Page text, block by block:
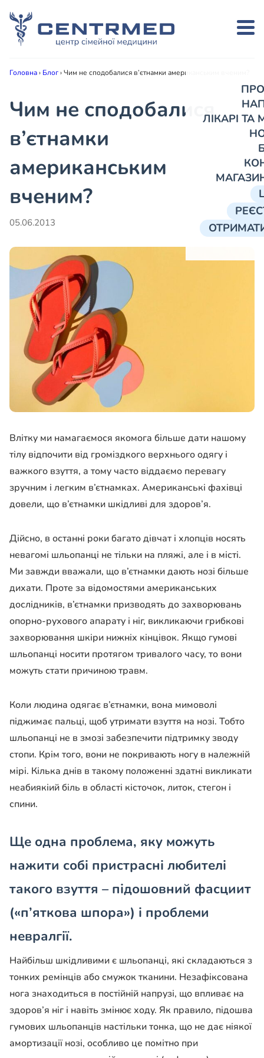
ЛІКАРІ
Головна› Блог›Чим не сподобалися в’єтнамки американським вченим?
Чим не сподобалися
в’єтнамки
американським
вченим?
05.06.2013
Влітку ми намагаємося якомога більше дати нашому
тілу відпочити від громіздкого верхнього одягу і
важкого взуття, а тому часто віддаємо перевагу
зручним і легким в’єтнамках. Американські фахівці
довели, що в’єтнамки шкідливі для здоров’я.
Дійсно, в останні роки багато дівчат і хлопців носять
невагомі шльопанці не тільки на пляжі, але і в місті.
Ми завжди вважали, що в’єтнамки дають нозі більше
дихати. Проте за відомостями американських
дослідників, в’єтнамки призводять до захворювань
опорно-рухового апарату і ніг, викликаючи грибкові
захворювання шкіри нижніх кінцівок. Якщо гумові
шльопанці носити протягом тривалого часу, то вони
можуть стати причиною травм.
Коли людина одягає в’єтнамки, вона мимоволі
піджимає пальці, щоб утримати взуття на нозі. Тобто
шльопанці не в змозі забезпечити підтримку зводу
стопи. Крім того, вони не покривають ногу в належній
мірі. Кілька днів в такому положенні здатні викликати
неабиякіий біль в області кісточок, литок, стегон і
спини.
Ще одна проблема, яку можуть
нажити собі пристрасні любителі
такого взуття – підошовний фасциит
(«п’яткова шпора») і проблеми
невралгії.
Найбільш шкідливими є шльопанці, які складаються з
тонких ремінців або смужок тканини. Незафіксована
нога знаходиться в постійній напрузі, що впливає на
здоров’я ніг і навіть змінює ходу. Як правило, підошва
гумових шльопанців настільки тонка, що не дає ніякої
амортизації нозі, особливо це помітно при